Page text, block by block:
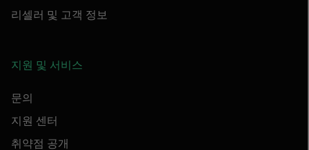
리셀러 및 고객 정보
지원 및 서비스
문의
지원 센터
취약점 공개